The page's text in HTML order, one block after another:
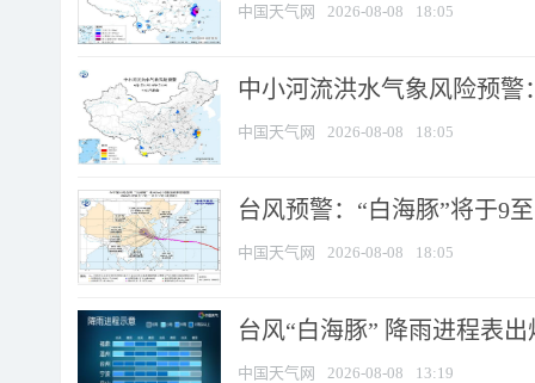
中国天气网 2026-08-08 18:05
中小河流洪水气象风险预
中国天气网 2026-08-08 18:05
台风预警：“白海豚”将于9
中国天气网 2026-08-08 18:05
台风“白海豚” 降雨进程表
中国天气网 2026-08-08 13:19